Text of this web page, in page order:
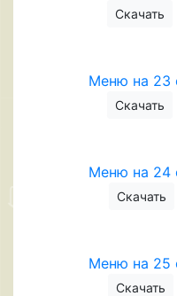
Скачать
Меню на 23
Скачать
Меню на 24
Скачать
Меню на 25
Скачать